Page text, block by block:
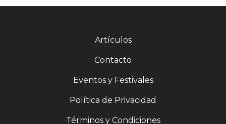
Artículos
Contacto
Eventos y Festivales
Política de Privacidad
Términos y Condiciones